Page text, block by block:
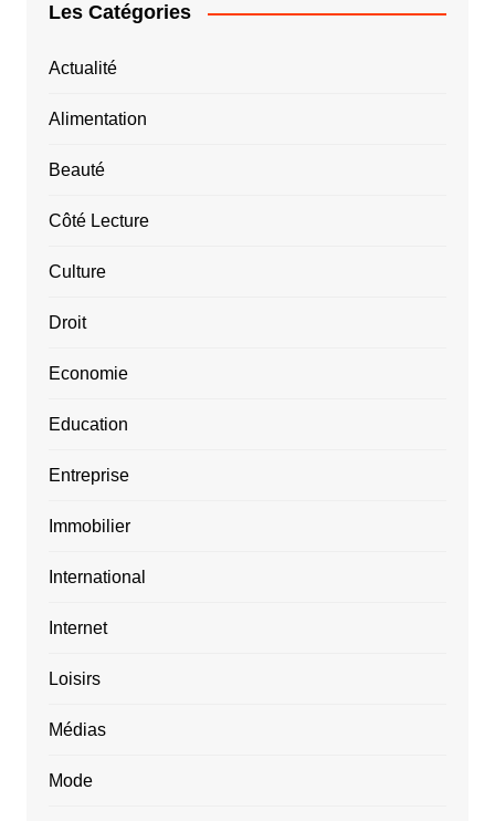
Les Catégories
Actualité
Alimentation
Beauté
Côté Lecture
Culture
Droit
Economie
Education
Entreprise
Immobilier
International
Internet
Loisirs
Médias
Mode